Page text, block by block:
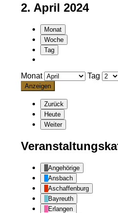
2. April 2024
Monat
Woche
Tag
Monat Tag
Zurück
Heute
Weiter
Angehörige
Ansbach
Aschaffenburg
Bayreuth
Erlangen